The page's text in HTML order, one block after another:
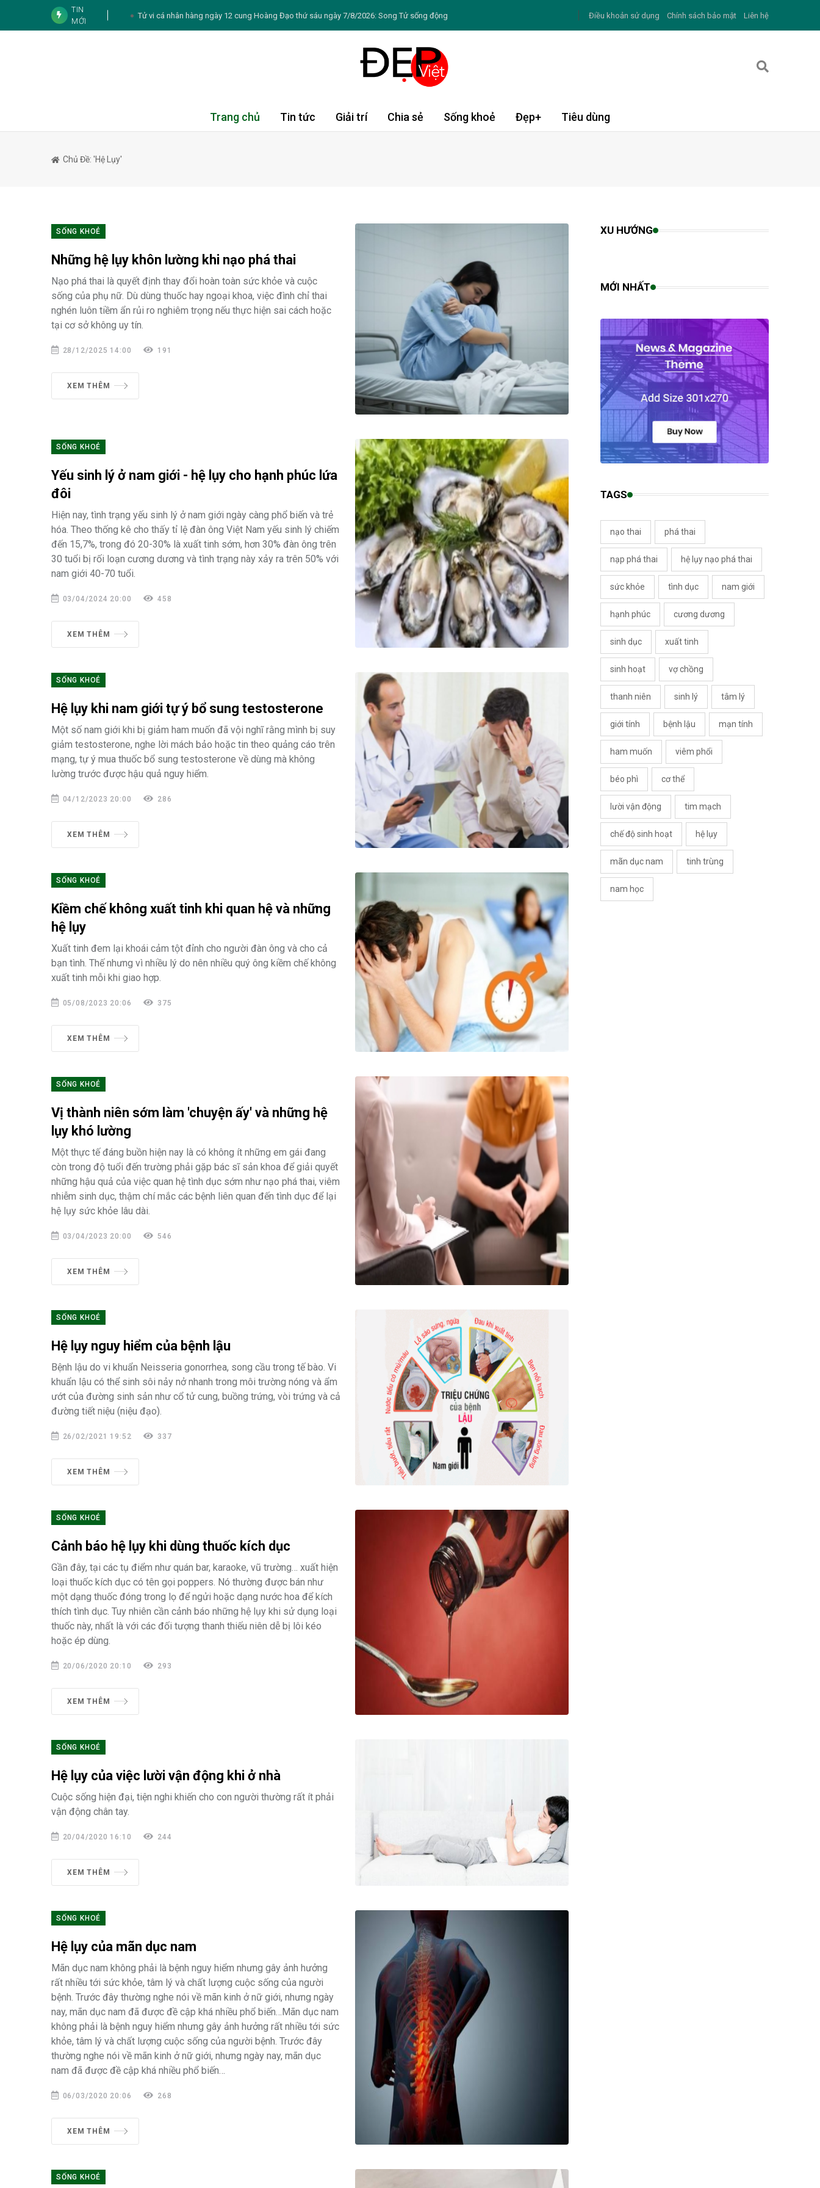
TIN
MỚI
Tử vi cá nhân hàng ngày 12 cung Hoàng Đạo thứ sáu ngày 7/8/2026: Song Tử sống động
Trại hè Burst Outta Box 2026: Nơi trẻ bứt phá giới hạn và tự tin khẳng định bản thân
Agoda: Việt Nam leo lên Top 4 điểm đến châu Á được du khách châu Âu tìm kiếm nhiều nhất hè
7 sự thật về chứng đổ mồ hôi ban đêm ở phụ nữ mãn kinh
Booking.com khơi nguồn cảm hứng du lịch hè cho du khách Việt thông qua trải nghiệm pop-up
Điều khoản sử dụng Chính sách bảo mật Liên hệ
Trang chủ Tin tức Giải trí Chia sẻ Sống khoẻ Đẹp+ Tiêu dùng
Chủ Đề: 'hệ Lụy'
SỐNG KHOẺ
Những hệ lụy khôn lường khi nạo phá thai
Nạo phá thai là quyết định thay đổi hoàn toàn sức khỏe và cuộc
sống của phụ nữ. Dù dùng thuốc hay ngoại khoa, việc đình chỉ thai
nghén luôn tiềm ẩn rủi ro nghiêm trọng nếu thực hiện sai cách hoặc
tại cơ sở không uy tín.
28/12/2025 14:00 191
XEM THÊM
SỐNG KHOẺ
Yếu sinh lý ở nam giới - hệ lụy cho hạnh phúc lứa
đôi
Hiện nay, tình trạng yếu sinh lý ở nam giới ngày càng phổ biến và trẻ
hóa. Theo thống kê cho thấy tỉ lệ đàn ông Việt Nam yếu sinh lý chiếm
đến 15,7%, trong đó 20-30% là xuất tinh sớm, hơn 30% đàn ông trên
30 tuổi bị rối loạn cương dương và tình trạng này xảy ra trên 50% với
nam giới 40-70 tuổi.
03/04/2024 20:00 458
XEM THÊM
SỐNG KHOẺ
Hệ lụy khi nam giới tự ý bổ sung testosterone
Một số nam giới khi bị giảm ham muốn đã vội nghĩ rằng mình bị suy
giảm testosterone, nghe lời mách bảo hoặc tin theo quảng cáo trên
mạng, tự ý mua thuốc bổ sung testosterone về dùng mà không
lường trước được hậu quả nguy hiểm.
04/12/2023 20:00 286
XEM THÊM
SỐNG KHOẺ
Kiềm chế không xuất tinh khi quan hệ và những
hệ lụy
Xuất tinh đem lại khoái cảm tột đỉnh cho người đàn ông và cho cả
bạn tình. Thế nhưng vì nhiều lý do nên nhiều quý ông kiềm chế không
xuất tinh mỗi khi giao hợp.
05/08/2023 20:06 375
XEM THÊM
SỐNG KHOẺ
Vị thành niên sớm làm 'chuyện ấy' và những hệ
lụy khó lường
Một thực tế đáng buồn hiện nay là có không ít những em gái đang
còn trong độ tuổi đến trường phải gặp bác sĩ sản khoa để giải quyết
những hậu quả của việc quan hệ tình dục sớm như nạo phá thai, viêm
nhiễm sinh dục, thậm chí mắc các bệnh liên quan đến tình dục để lại
hệ lụy sức khỏe lâu dài.
03/04/2023 20:00 546
XEM THÊM
SỐNG KHOẺ
Hệ lụy nguy hiểm của bệnh lậu
Bệnh lậu do vi khuẩn Neisseria gonorrhea, song cầu trong tế bào. Vi
khuẩn lậu có thể sinh sôi nảy nở nhanh trong môi trường nóng và ẩm
ướt của đường sinh sản như cổ tử cung, buồng trứng, vòi trứng và cả
đường tiết niệu (niệu đạo).
26/02/2021 19:52 337
XEM THÊM
SỐNG KHOẺ
Cảnh báo hệ lụy khi dùng thuốc kích dục
Gần đây, tại các tụ điểm như quán bar, karaoke, vũ trường… xuất hiện
loại thuốc kích dục có tên gọi poppers. Nó thường được bán như
một dạng thuốc đóng trong lọ để ngửi hoặc dạng nước hoa để kích
thích tình dục. Tuy nhiên cần cảnh báo những hệ lụy khi sử dụng loại
thuốc này, nhất là với các đối tượng thanh thiếu niên dễ bị lôi kéo
hoặc ép dùng.
20/06/2020 20:10 293
XEM THÊM
SỐNG KHOẺ
Hệ lụy của việc lười vận động khi ở nhà
Cuộc sống hiện đại, tiện nghi khiến cho con người thường rất ít phải
vận động chân tay.
20/04/2020 16:10 244
XEM THÊM
SỐNG KHOẺ
Hệ lụy của mãn dục nam
Mãn dục nam không phải là bệnh nguy hiểm nhưng gây ảnh hưởng
rất nhiều tới sức khỏe, tâm lý và chất lượng cuộc sống của người
bệnh. Trước đây thường nghe nói về mãn kinh ở nữ giới, nhưng ngày
nay, mãn dục nam đã được đề cập khá nhiều phổ biến…Mãn dục nam
không phải là bệnh nguy hiểm nhưng gây ảnh hưởng rất nhiều tới sức
khỏe, tâm lý và chất lượng cuộc sống của người bệnh. Trước đây
thường nghe nói về mãn kinh ở nữ giới, nhưng ngày nay, mãn dục
nam đã được đề cập khá nhiều phổ biến…
06/03/2020 20:06 268
XEM THÊM
SỐNG KHOẺ
XU HƯỚNG
MỚI NHẤT
TAGS
nạo thai phá thai
nạp phá thai hệ lụy nạo phá thai
sức khỏe tình dục nam giới
hạnh phúc cương dương
sinh dục xuất tinh
sinh hoạt vợ chồng
thanh niên sinh lý tâm lý
giới tính bệnh lậu mạn tính
ham muốn viêm phổi
béo phì cơ thể
lười vận động tim mạch
chế độ sinh hoạt hệ lụy
mãn dục nam tinh trùng
nam học